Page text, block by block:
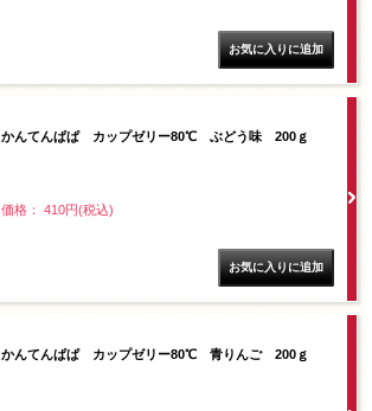
かんてんぱぱ カップゼリー80℃ ぶどう味 200ｇ
価格： 410円(税込)
かんてんぱぱ カップゼリー80℃ 青りんご 200ｇ